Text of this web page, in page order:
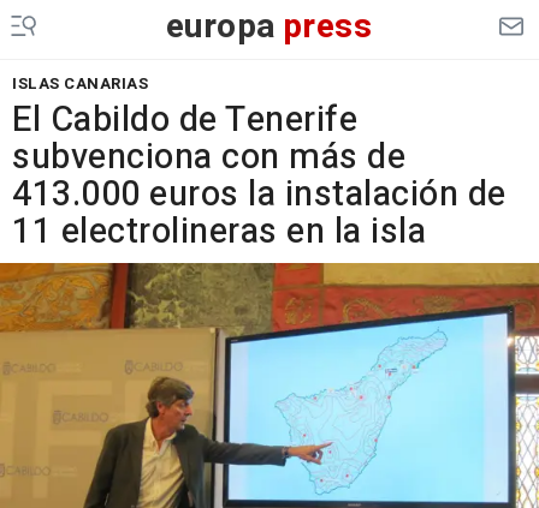
europa press
ISLAS CANARIAS
El Cabildo de Tenerife
subvenciona con más de
413.000 euros la instalación de
11 electrolineras en la isla